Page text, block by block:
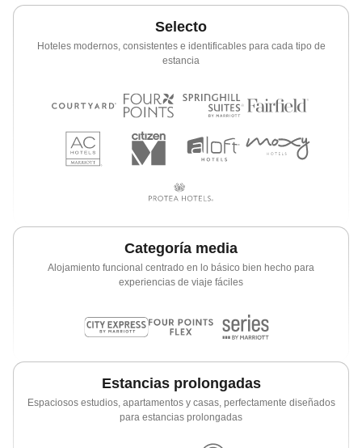
Selecto
Hoteles modernos, consistentes e identificables para cada tipo de
estancia
Categoría media
Alojamiento funcional centrado en lo básico bien hecho para
experiencias de viaje fáciles
Estancias prolongadas
Espaciosos estudios, apartamentos y casas, perfectamente diseñados
para estancias prolongadas